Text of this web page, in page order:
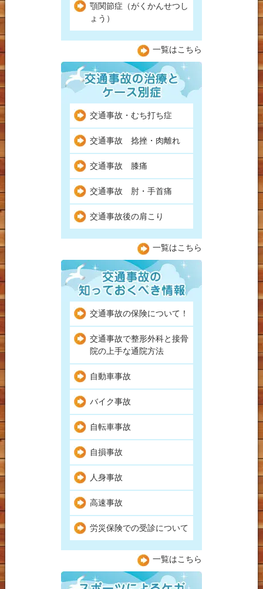
顎関節症（がくかんせつし
ょう）
一覧はこちら
交通事故・むち打ち症
交通事故 捻挫・肉離れ
交通事故 膝痛
交通事故 肘・手首痛
交通事故後の肩こり
一覧はこちら
交通事故の保険について！
交通事故で整形外科と接骨
院の上手な通院方法
自動車事故
バイク事故
自転車事故
自損事故
人身事故
高速事故
労災保険での受診について
一覧はこちら